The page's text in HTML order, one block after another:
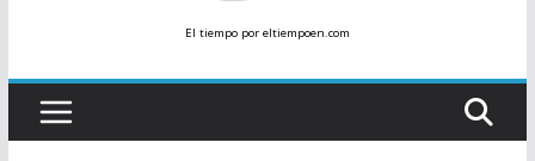
El tiempopor eltiempoen.com